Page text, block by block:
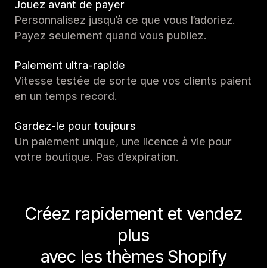
Jouez avant de payer
Personnalisez jusqu’à ce que vous l’adoriez.
Payez seulement quand vous publiez.
Paiement ultra-rapide
Vitesse testée de sorte que vos clients paient
en un temps record.
Gardez-le pour toujours
Un paiement unique, une licence à vie pour
votre boutique. Pas d’expiration.
Créez rapidement et vendez
plus
avec les thèmes Shopify